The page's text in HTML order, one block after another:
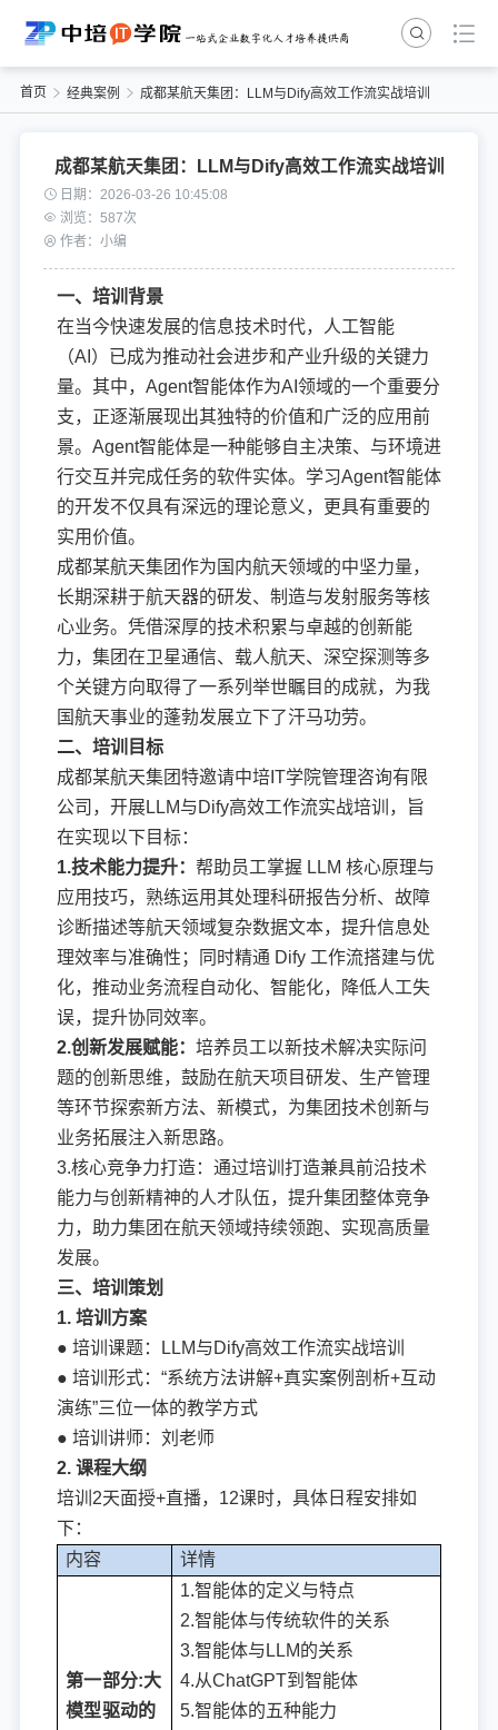
首页 经典案例 成都某航天集团：LLM与Dify高效工作流实战培训
成都某航天集团：LLM与Dify高效工作流实战培训
日期：2026-03-26 10:45:08
浏览：587次
作者：小编
一、培训背景
在当今快速发展的信息技术时代，人工智能
（AI）已成为推动社会进步和产业升级的关键力
量。其中，Agent智能体作为AI领域的一个重要分
支，正逐渐展现出其独特的价值和广泛的应用前
景。Agent智能体是一种能够自主决策、与环境进
行交互并完成任务的软件实体。学习Agent智能体
的开发不仅具有深远的理论意义，更具有重要的
实用价值。
成都某航天集团作为国内航天领域的中坚力量，
长期深耕于航天器的研发、制造与发射服务等核
心业务。凭借深厚的技术积累与卓越的创新能
力，集团在卫星通信、载人航天、深空探测等多
个关键方向取得了一系列举世瞩目的成就，为我
国航天事业的蓬勃发展立下了汗马功劳。
二、培训目标
成都某航天集团特邀请中培IT学院管理咨询有限
公司，开展LLM与Dify高效工作流实战培训，旨
在实现以下目标：
1.技术能力提升： 帮助员工掌握 LLM 核心原理与
应用技巧，熟练运用其处理科研报告分析、故障
诊断描述等航天领域复杂数据文本，提升信息处
理效率与准确性；同时精通 Dify 工作流搭建与优
化，推动业务流程自动化、智能化，降低人工失
误，提升协同效率。
2.创新发展赋能： 培养员工以新技术解决实际问
题的创新思维，鼓励在航天项目研发、生产管理
等环节探索新方法、新模式，为集团技术创新与
业务拓展注入新思路。
3.核心竞争力打造：通过培训打造兼具前沿技术
能力与创新精神的人才队伍，提升集团整体竞争
力，助力集团在航天领域持续领跑、实现高质量
发展。
三、培训策划
1. 培训方案
● 培训课题：LLM与Dify高效工作流实战培训
● 培训形式：“系统方法讲解+真实案例剖析+互动
演练”三位一体的教学方式
● 培训讲师：刘老师
2. 课程大纲
培训2天面授+直播，12课时，具体日程安排如
下：
内容
详情
第一部分:大
模型驱动的
1.智能体的定义与特点
2.智能体与传统软件的关系
3.智能体与LLM的关系
4.从ChatGPT到智能体
5.智能体的五种能力